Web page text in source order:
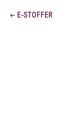
← E-STOFFER